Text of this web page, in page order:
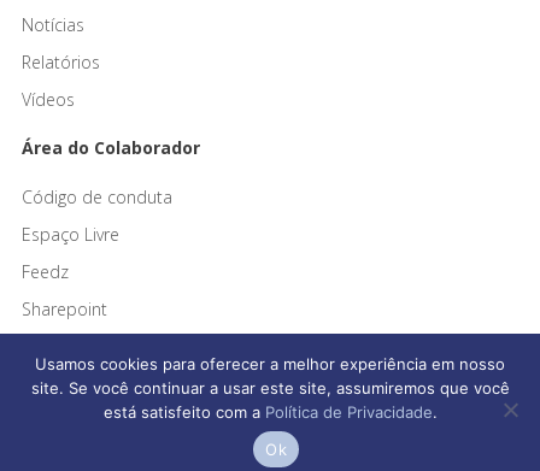
Notícias
Relatórios
Vídeos
Área do Colaborador
Código de conduta
Espaço Livre
Feedz
Sharepoint
Afonso França Engenharia © 2026 Todos os direitos reservados
Usamos cookies para oferecer a melhor experiência em nosso
site. Se você continuar a usar este site, assumiremos que você
está satisfeito com a Política de Privacidade.
Ok